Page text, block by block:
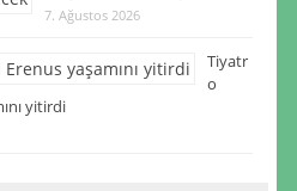
7. Ağustos 2026
Tiyatr
o
yitirdi